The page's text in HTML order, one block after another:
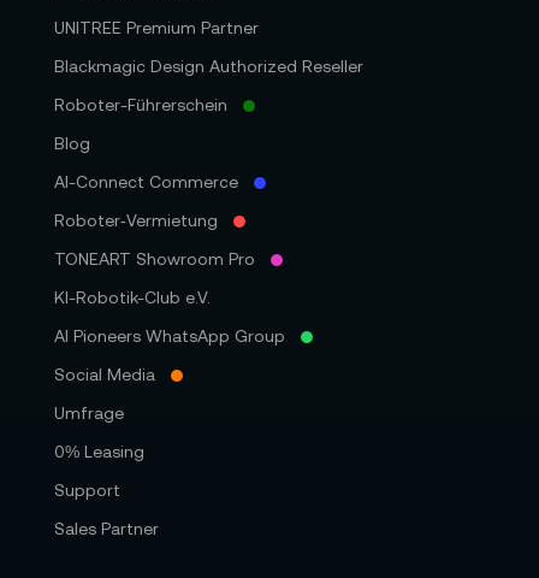
UNITREE Premium Partner
Blackmagic Design Authorized Reseller
Roboter-Führerschein
Blog
AI-Connect Commerce
Roboter‑Vermietung
TONEART Showroom Pro
KI-Robotik-Club e.V.
AI Pioneers WhatsApp Group
Social Media
Umfrage
0% Leasing
Support
Sales Partner